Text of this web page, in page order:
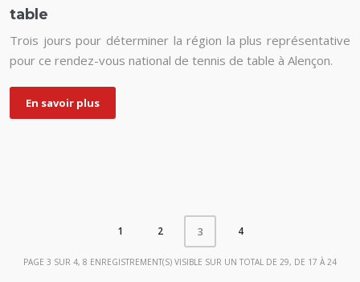
table
Trois jours pour déterminer la région la plus représentative
pour ce rendez-vous national de tennis de table à Alençon.
En savoir plus
1 2 3 4
PAGE 3 SUR 4, 8 ENREGISTREMENT(S) VISIBLE SUR UN TOTAL DE 29, DE 17 À 24